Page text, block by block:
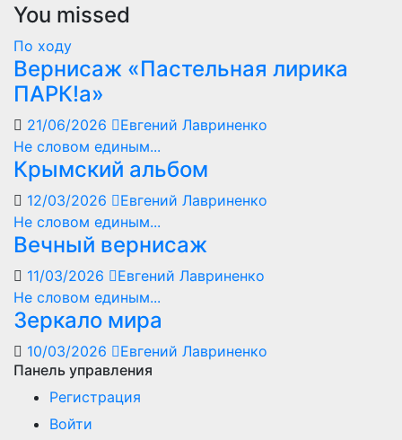
You missed
По ходу
Вернисаж «Пастельная лирика
ПАРК!а»
21/06/2026
Евгений Лавриненко
Не словом единым...
Крымский альбом
12/03/2026
Евгений Лавриненко
Не словом единым...
Вечный вернисаж
11/03/2026
Евгений Лавриненко
Не словом единым...
Зеркало мира
10/03/2026
Евгений Лавриненко
Панель управления
Регистрация
Войти